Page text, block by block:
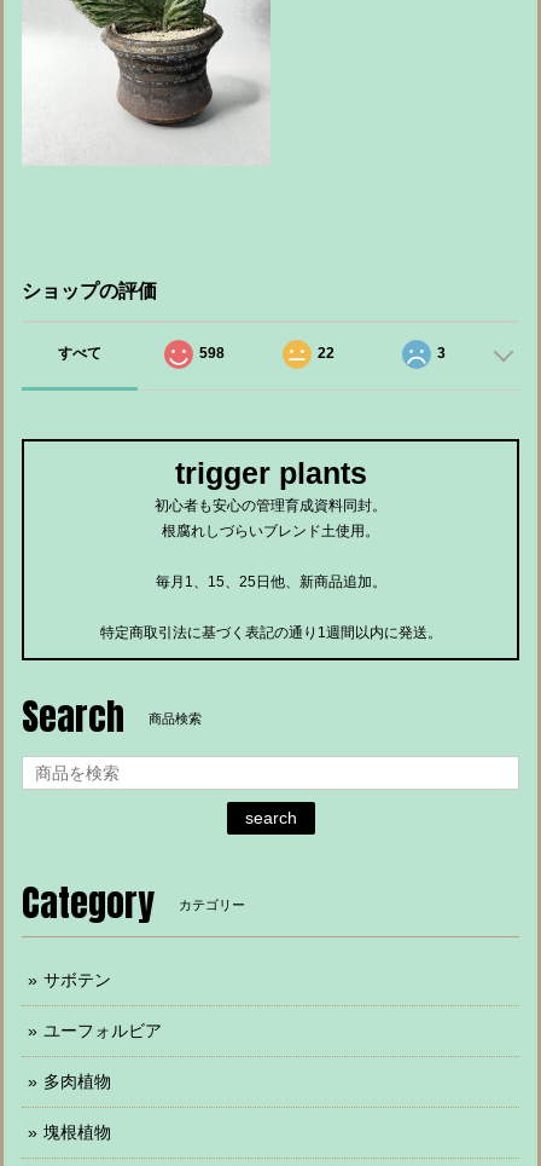
ショップの評価
すべて 598 22 3
trigger plants
初心者も安心の管理育成資料同封。
根腐れしづらいブレンド土使用。
毎月1、15、25日他、新商品追加。
特定商取引法に基づく表記の通り1週間以内に発送。
Search 商品検索
search
Category カテゴリー
サボテン
ユーフォルビア
多肉植物
塊根植物